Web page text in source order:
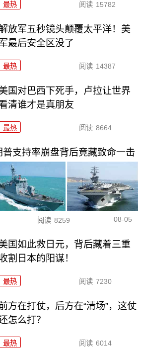
最热 阅读 15782
放军五秒镜头颠覆太平洋！美
最后安全区没了
最热 阅读 14387
国对巴西下死手，卢拉让世界
清谁才是真朋友
最热 阅读 8664
支持率崩盘背后竟藏致命一击
阅读 8259 08-05
国如此救日元，背后藏着三重
割日本的阳谋！
最热 阅读 7230
方在打仗，后方在“清场”，这仗
怎么打？
最热 阅读 6014